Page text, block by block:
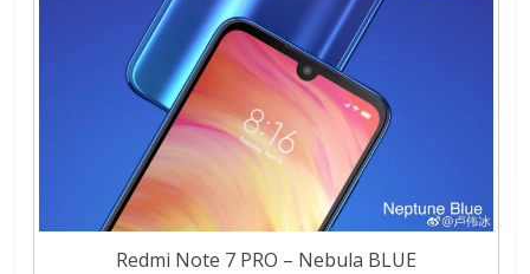
Redmi Note 7 PRO – Nebula BLUE